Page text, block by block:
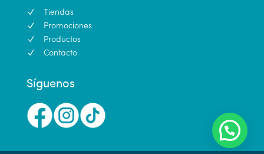
N
Tiendas
N
Promociones
N
Productos
N
Contacto
Síguenos